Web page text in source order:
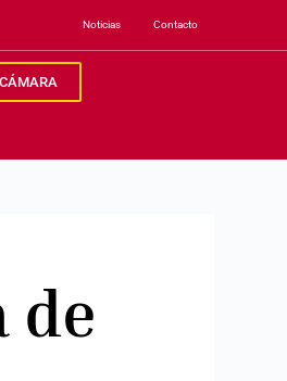
Noticias Contacto
de